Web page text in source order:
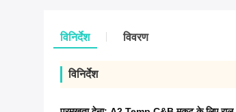
विनिर्देश विवरण
विनिर्देश